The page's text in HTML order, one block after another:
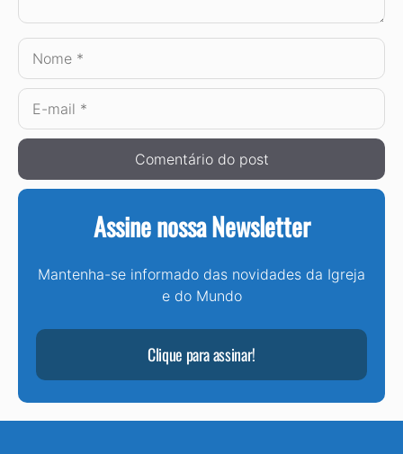
Nome
E-
mail
Assine nossa Newsletter
Mantenha-se informado das novidades da Igreja
e do Mundo
Clique para assinar!